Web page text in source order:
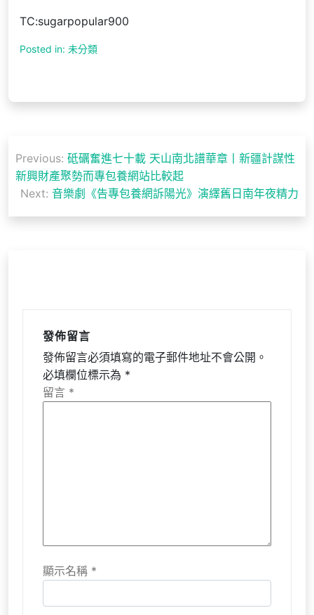
TC:sugarpopular900
Posted in: 未分類
章
導
覽
Previous: 砥礪奮進七十載 天山南北譜華章丨新疆計謀性
新興財產聚勢而專包養網站比較起
Next: 音樂劇《告專包養網訴陽光》演繹舊日南年夜精力
發佈留言
發佈留言必須填寫的電子郵件地址不會公開。
必填欄位標示為 *
留言 *
顯示名稱 *